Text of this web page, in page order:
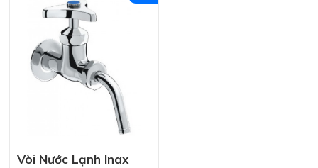
Vòi Nước Lạnh Inax